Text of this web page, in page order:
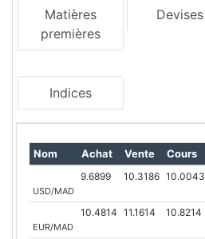
Matières
premières
Devises
Indices
Nom Achat Vente Cours
USD/MAD
9.6899 10.3186 10.0043
EUR/MAD
10.4814 11.1614 10.8214